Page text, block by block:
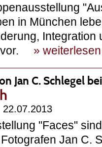
in München
Integration
vor. » weiterlesen
Jan C. Schlegel
22.07.2013
"Faces"
Jan C.